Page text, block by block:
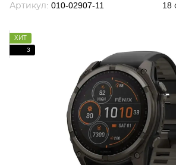
Артикул: 010-02907-11 18
ХИТ
3